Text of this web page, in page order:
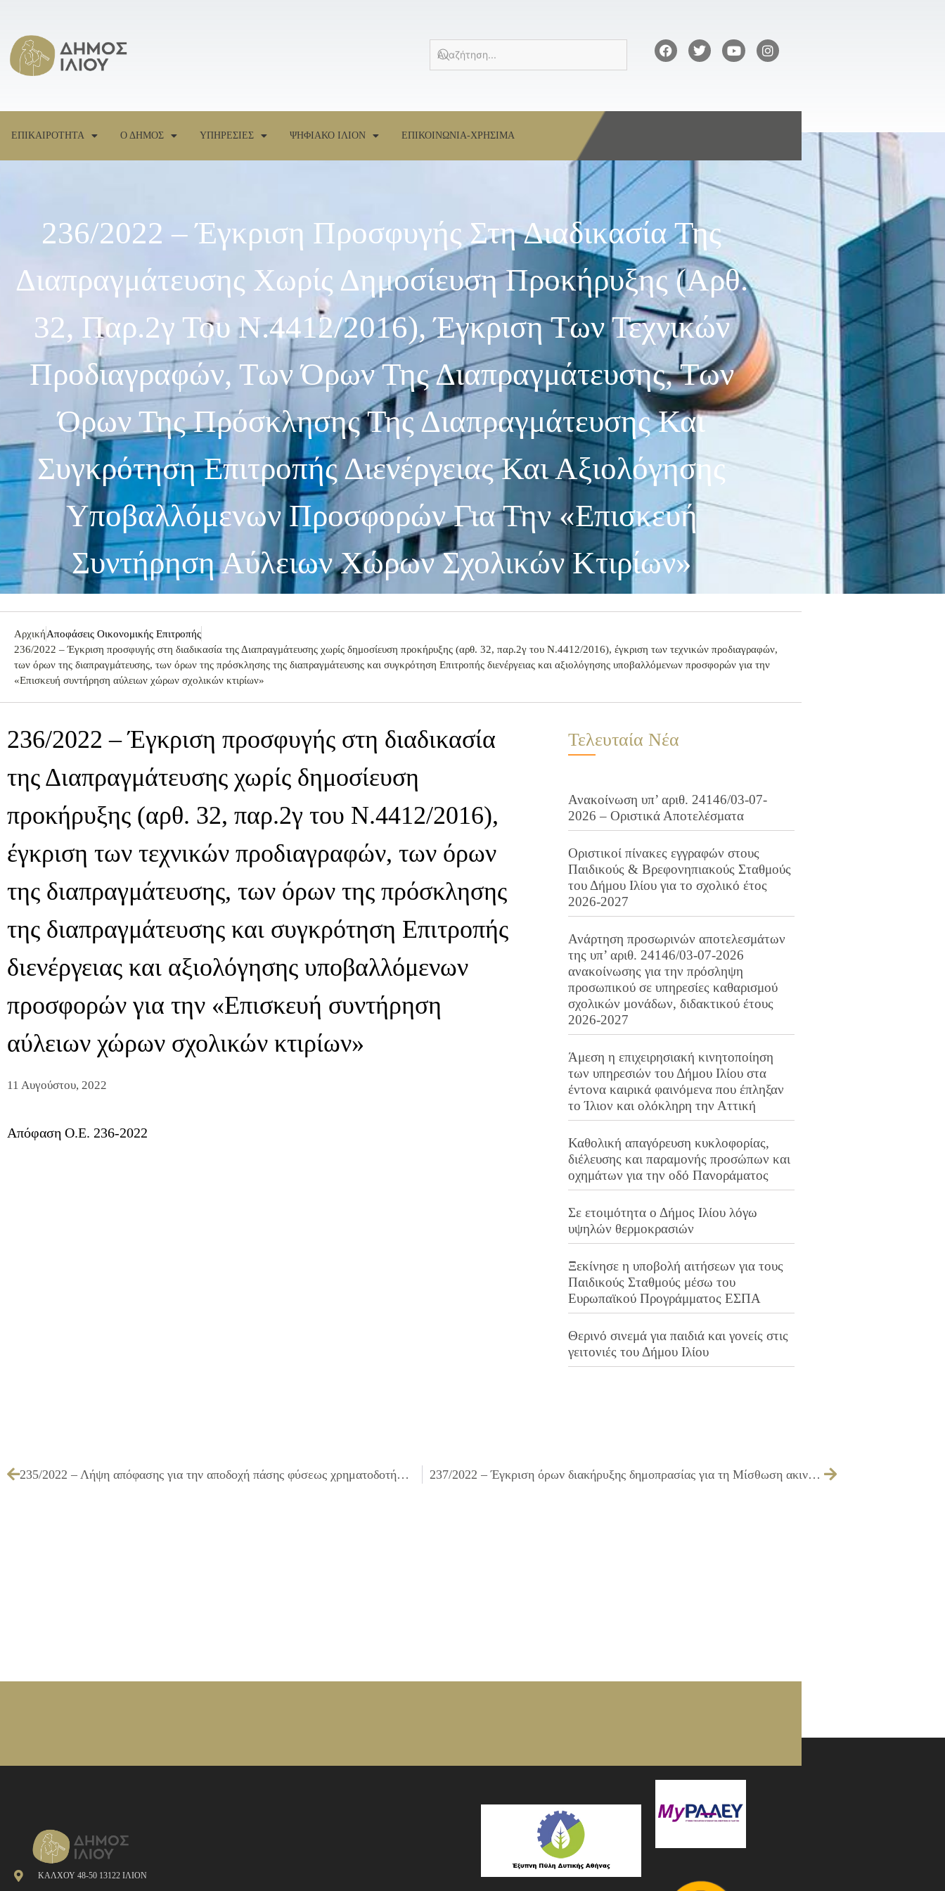
ΕΠΙΚΑΙΡΟΤΗΤΑ Ο ΔΗΜΟΣ ΥΠΗΡΕΣΙΕΣ ΨΗΦΙΑΚΟ ΙΛΙΟΝ ΕΠΙΚΟΙΝΩΝΙΑ-ΧΡΗΣΙΜΑ
236/2022 – Έγκριση Προσφυγής Στη Διαδικασία Της
Διαπραγμάτευσης Χωρίς Δημοσίευση Προκήρυξης (αρθ.
32, Παρ.2γ Του Ν.4412/2016), Έγκριση Των Τεχνικών
Προδιαγραφών, Των Όρων Της Διαπραγμάτευσης, Των
Όρων Της Πρόσκλησης Της Διαπραγμάτευσης Και
Συγκρότηση Επιτροπής Διενέργειας Και Αξιολόγησης
Υποβαλλόμενων Προσφορών Για Την «Επισκευή
Συντήρηση Αύλειων Χώρων Σχολικών Κτιρίων»
ΑρχικήΑποφάσεις Οικονομικής Επιτροπής
236/2022 – Έγκριση προσφυγής στη διαδικασία της Διαπραγμάτευσης χωρίς δημοσίευση προκήρυξης (αρθ. 32, παρ.2γ του Ν.4412/2016), έγκριση των τεχνικών προδιαγραφών,
των όρων της διαπραγμάτευσης, των όρων της πρόσκλησης της διαπραγμάτευσης και συγκρότηση Επιτροπής διενέργειας και αξιολόγησης υποβαλλόμενων προσφορών για την
«Επισκευή συντήρηση αύλειων χώρων σχολικών κτιρίων»
236/2022 – Έγκριση προσφυγής στη διαδικασία
της Διαπραγμάτευσης χωρίς δημοσίευση
προκήρυξης (αρθ. 32, παρ.2γ του Ν.4412/2016),
έγκριση των τεχνικών προδιαγραφών, των όρων
της διαπραγμάτευσης, των όρων της πρόσκλησης
της διαπραγμάτευσης και συγκρότηση Επιτροπής
διενέργειας και αξιολόγησης υποβαλλόμενων
προσφορών για την «Επισκευή συντήρηση
αύλειων χώρων σχολικών κτιρίων»
11 Αυγούστου, 2022
Απόφαση Ο.Ε. 236-2022
Τελευταία Νέα
Ανακοίνωση υπ’ αριθ. 24146/03-07-
2026 – Οριστικά Αποτελέσματα
Οριστικοί πίνακες εγγραφών στους
Παιδικούς & Βρεφονηπιακούς Σταθμούς
του Δήμου Ιλίου για το σχολικό έτος
2026-2027
Ανάρτηση προσωρινών αποτελεσμάτων
της υπ’ αριθ. 24146/03-07-2026
ανακοίνωσης για την πρόσληψη
προσωπικού σε υπηρεσίες καθαρισμού
σχολικών μονάδων, διδακτικού έτους
2026-2027
Άμεση η επιχειρησιακή κινητοποίηση
των υπηρεσιών του Δήμου Ιλίου στα
έντονα καιρικά φαινόμενα που έπληξαν
το Ίλιον και ολόκληρη την Αττική
Καθολική απαγόρευση κυκλοφορίας,
διέλευσης και παραμονής προσώπων και
οχημάτων για την οδό Πανοράματος
Σε ετοιμότητα ο Δήμος Ιλίου λόγω
υψηλών θερμοκρασιών
Ξεκίνησε η υποβολή αιτήσεων για τους
Παιδικούς Σταθμούς μέσω του
Ευρωπαϊκού Προγράμματος ΕΣΠΑ
Θερινό σινεμά για παιδιά και γονείς στις
γειτονιές του Δήμου Ιλίου
235/2022 – Λήψη απόφασης για την αποδοχή πάσης φύσεως χρηματοδοτήσεων, επιχορηγήσεων, συμπεριλαμβανομένων κατανομών ΚΑΠ, επιδοτήσεων, δωρεών προς τους ΟΤΑ, καθώς και αποφάσεων ένταξης πράξεων τους σε αναπτυξιακά προγράμματα 237/2022 – Έγκριση όρων διακήρυξης δημοπρασίας για τη Μίσθωση ακινήτου με σκοπό τη στέγαση του Γ΄ ΚΑΠΗ Δήμου Ιλίου
ΚΑΛΧΟΥ 48-50 13122 ΙΛΙΟΝ